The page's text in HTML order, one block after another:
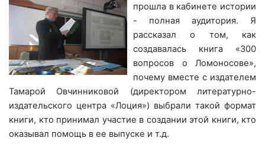
прошла в кабинете истории
- полная аудитория. Я
рассказал о том, как
создавалась книга «300
вопросов о Ломоносове»,
почему вместе с издателем
Тамарой Овчинниковой (директором литературно-
издательского центра «Лоция») выбрали такой формат
книги, кто принимал участие в создании этой книги, кто
оказывал помощь в ее выпуске и т.д.